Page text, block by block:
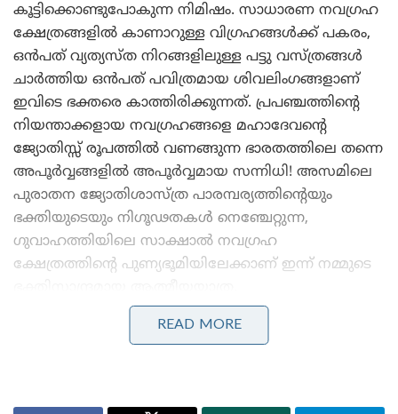
കൂട്ടിക്കൊണ്ടുപോകുന്ന നിമിഷം. സാധാരണ നവഗ്രഹ
ക്ഷേത്രങ്ങളിൽ കാണാറുള്ള വിഗ്രഹങ്ങൾക്ക് പകരം,
ഒൻപത് വ്യത്യസ്ത നിറങ്ങളിലുള്ള പട്ടു വസ്ത്രങ്ങൾ
ചാർത്തിയ ഒൻപത് പവിത്രമായ ശിവലിംഗങ്ങളാണ്
ഇവിടെ ഭക്തരെ കാത്തിരിക്കുന്നത്. പ്രപഞ്ചത്തിന്റെ
നിയന്താക്കളായ നവഗ്രഹങ്ങളെ മഹാദേവന്റെ
ജ്യോതിസ്സ് രൂപത്തിൽ വണങ്ങുന്ന ഭാരതത്തിലെ തന്നെ
അപൂർവ്വങ്ങളിൽ അപൂർവ്വമായ സന്നിധി! അസമിലെ
പുരാതന ജ്യോതിശാസ്ത്ര പാരമ്പര്യത്തിന്റെയും
ഭക്തിയുടെയും നിഗൂഢതകൾ നെഞ്ചേറ്റുന്ന,
ഗുവാഹത്തിയിലെ സാക്ഷാൽ നവഗ്രഹ
ക്ഷേത്രത്തിന്റെ പുണ്യഭൂമിയിലേക്കാണ് ഇന്ന് നമ്മുടെ
Stories you may like
READ MORE